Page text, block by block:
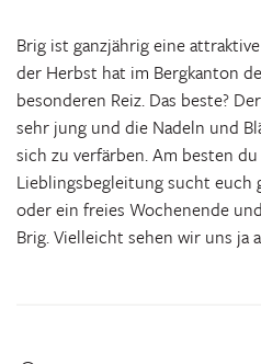
Brig ist ganzjährig eine
der Herbst hat im Bergkanton
besonderen Reiz. Das beste?
sehr jung und die Nadeln und
sich zu verfärben. Am besten
Lieblingsbegleitung sucht euch
oder ein freies Wochenende
Brig. Vielleicht sehen wir uns ja